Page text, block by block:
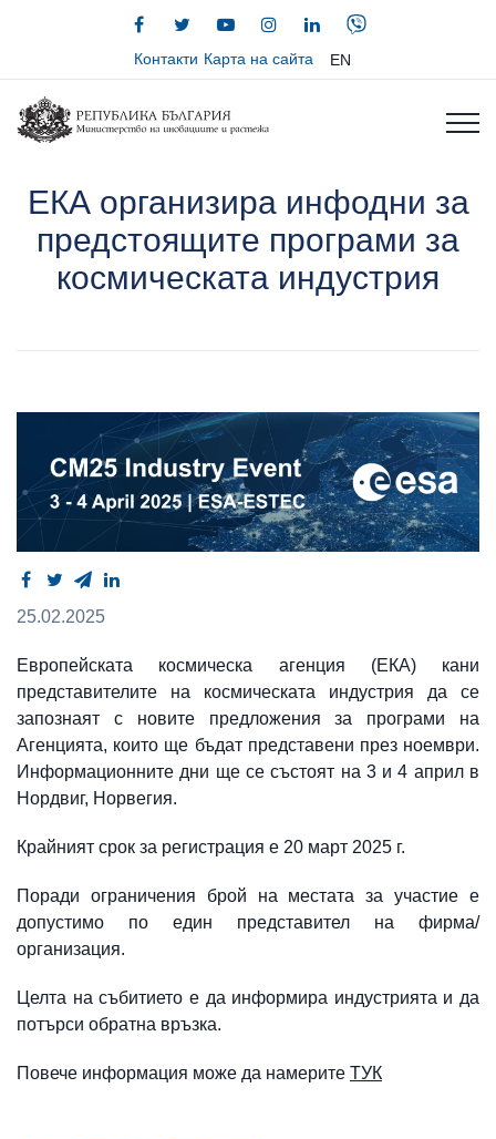
Контакти Карта на сайта EN
ЕКА организира инфодни за
предстоящите програми за
космическата индустрия
25.02.2025
Европейската космическа агенция (ЕКА) кани
представителите на космическата индустрия да се
запознаят с новите предложения за програми на
Агенцията, които ще бъдат представени през ноември.
Информационните дни ще се състоят на 3 и 4 април в
Нордвиг, Норвегия.
Крайният срок за регистрация е 20 март 2025 г.
Поради ограничения брой на местата за участие е
допустимо по един представител на фирма/
организация.
Целта на събитието е да информира индустрията и да
потърси обратна връзка.
Повече информация може да намерите ТУК